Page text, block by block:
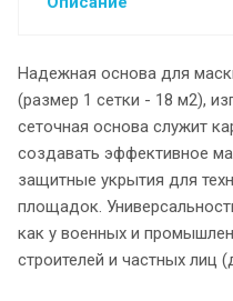
Надежная основа для
(размер 1 сетки - 18 м2),
сеточная основа служит
создавать эффективное
защитные укрытия для
площадок.
как у военных и
строителей и частных лиц